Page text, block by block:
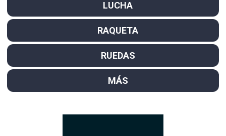
LUCHA
RAQUETA
RUEDAS
MÁS